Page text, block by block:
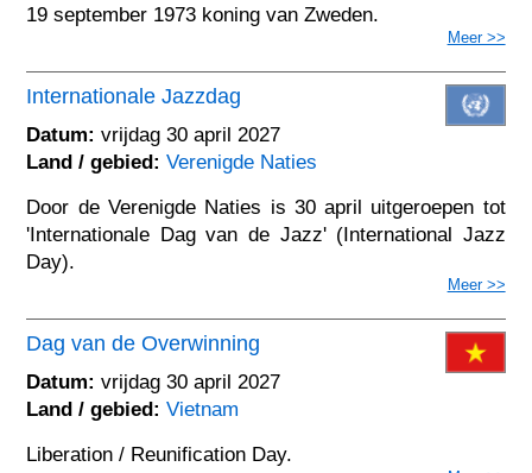
19 september 1973 koning van Zweden.
Meer >>
Internationale Jazzdag
Datum: vrijdag 30 april 2027
Land / gebied: Verenigde Naties
Door de Verenigde Naties is 30 april uitgeroepen tot
'Internationale Dag van de Jazz' (International Jazz
Day).
Meer >>
Dag van de Overwinning
Datum: vrijdag 30 april 2027
Land / gebied: Vietnam
Liberation / Reunification Day.